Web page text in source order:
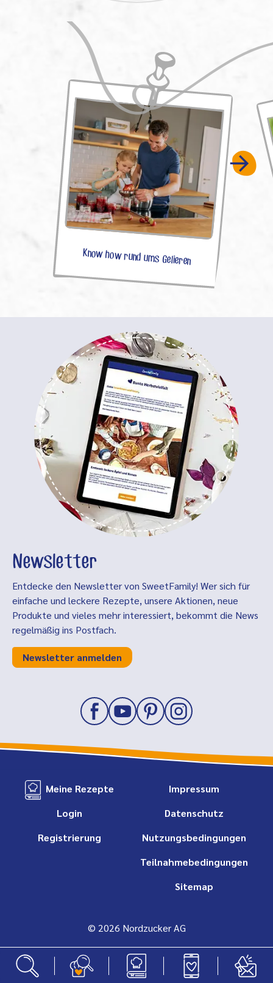
Know how rund ums Gelieren
Newsletter
Entdecke den Newsletter von SweetFamily! Wer sich für
einfache und leckere Rezepte, unsere Aktionen, neue
Produkte und vieles mehr interessiert, bekommt die News
regelmäßig ins Postfach.
Newsletter anmelden
Meine Rezepte
Login
Registrierung
Impressum
Datenschutz
Nutzungsbedingungen
Teilnahmebedingungen
Sitemap
© 2026 Nordzucker AG